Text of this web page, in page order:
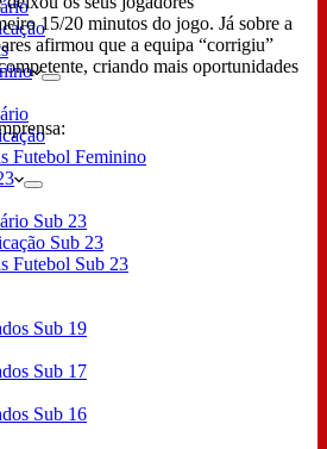
Futebol Feminino
Sub 23
Sub 23
Futebol Sub 23
Sub 19
Sub 17
Sub 16
15/20 minutos do jogo. Já sobre a
afirmou que a equipa “corrigiu”
criando mais oportunidades